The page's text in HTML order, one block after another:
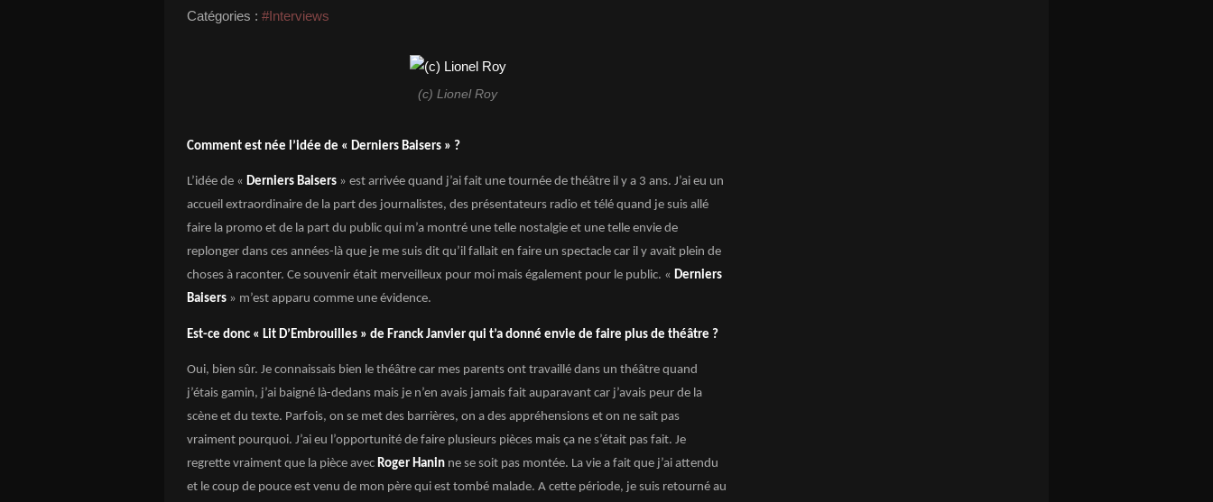
Catégories : #Interviews
(c) Lionel Roy
Comment est née l’idée de « Derniers Baisers » ?
L’idée de « Derniers Baisers » est arrivée quand j’ai fait une tournée de théâtre il y a 3 ans. J’ai eu un
accueil extraordinaire de la part des journalistes, des présentateurs radio et télé quand je suis allé
faire la promo et de la part du public qui m’a montré une telle nostalgie et une telle envie de
replonger dans ces années-là que je me suis dit qu’il fallait en faire un spectacle car il y avait plein de
choses à raconter. Ce souvenir était merveilleux pour moi mais également pour le public. « Derniers
Baisers » m’est apparu comme une évidence.
Est-ce donc « Lit D’Embrouilles » de Franck Janvier qui t’a donné envie de faire plus de théâtre ?
Oui, bien sûr. Je connaissais bien le théâtre car mes parents ont travaillé dans un théâtre quand
j’étais gamin, j’ai baigné là-dedans mais je n’en avais jamais fait auparavant car j’avais peur de la
scène et du texte. Parfois, on se met des barrières, on a des appréhensions et on ne sait pas
vraiment pourquoi. J’ai eu l’opportunité de faire plusieurs pièces mais ça ne s’était pas fait. Je
regrette vraiment que la pièce avec Roger Hanin ne se soit pas montée. La vie a fait que j’ai attendu
et le coup de pouce est venu de mon père qui est tombé malade. A cette période, je suis retourné au